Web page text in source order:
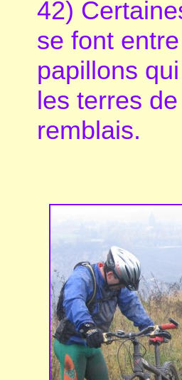
42)
se font
papillons
les terres
remblais.